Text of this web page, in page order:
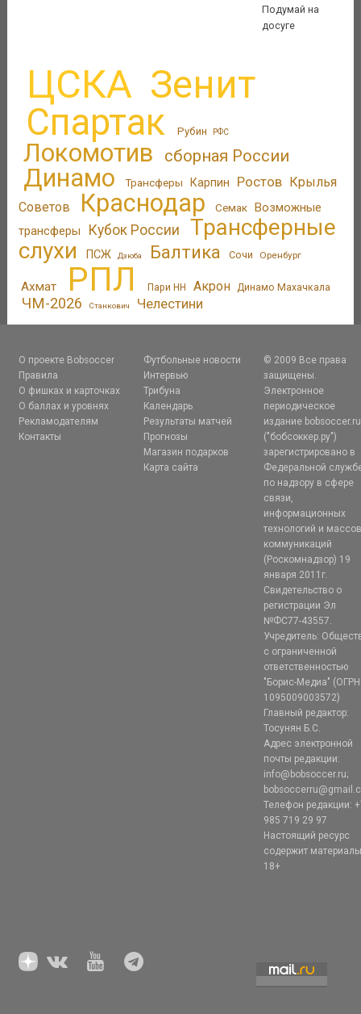
Подумай на
досуге
ЦСКА Зенит
Спартак Рубин РФС
Локомотив сборная России
Динамо Трансферы Карпин Ростов Крылья
Советов
Краснодар Семак Возможные
трансферы
Кубок России
Трансферные
слухи
ПСЖ Дзюба Балтика Сочи Оренбург
Ахмат РПЛ Пари НН Акрон Динамо Махачкала
ЧМ-2026 Станкович Челестини
О проекте Bobsoccer
Правила
О фишках и карточках
О баллах и уровнях
Рекламодателям
Контакты
Футбольные новости
Интервью
Трибуна
Календарь
Результаты матчей
Прогнозы
Магазин подарков
Карта сайта
© 2009 Все права
защищены.
Электронное
периодическое
издание bobsoccer.ru
("бобсоккер.ру")
зарегистрировано в
Федеральной
по надзору в сфере
связи,
информационных
технологий и
коммуникаций
(Роскомнадзор) 19
января 2011г.
Свидетельство о
регистрации Эл
№ФС77-43557.
Учредитель:
с ограниченной
ответственностью
"Борис-Медиа" (ОГРН
1095009003572)
Главный редактор:
Тосунян Б.С.
Адрес электронной
почты редакции:
info@bobsoccer.ru;
Телефон редакции:
985 719 29 97
Настоящий ресурс
содержит
18+